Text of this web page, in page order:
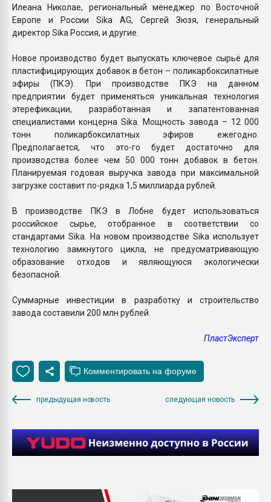
Илеана Николае, региональный менеджер по Восточной
Европе и России Sika AG, Сергей Зюзя, генеральный
директор Sika Россия, и другие.
Новое производство будет выпускать ключевое сырьё для
пластифицирующих добавок в бетон – поликарбоксилатные
эфиры (ПКЭ). При производстве ПКЭ на данном
предприятии будет применяться уникальная технология
этерефикации, разработанная и запатентованная
специалистами концерна Sika. Мощность завода – 12 000
тонн поликарбоксилатных эфиров ежегодно.
Предполагается, что это-го будет достаточно для
производства более чем 50 000 тонн добавок в бетон.
Планируемая годовая выручка завода при максимальной
загрузке составит по-рядка 1,5 миллиарда рублей.
В производстве ПКЭ в Лобне будет использоваться
российское сырье, отобранное в соответствии со
стандартами Sika. На новом производстве Sika использует
технологию замкнутого цикла, не предусматривающую
образование отходов и являющуюся экологически
безопасной.
Суммарные инвестиции в разработку и строительство
завода составили 200 млн рублей.
ПластЭксперт
предыдущая новость следующая новость